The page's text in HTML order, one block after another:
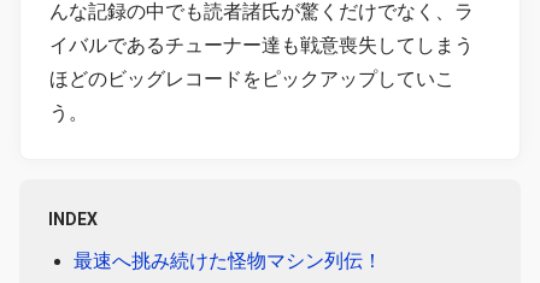
んな記録の中でも読者諸氏が驚くだけでなく、ラ
イバルであるチューナー達も戦意喪失してしまう
ほどのビッグレコードをピックアップしていこ
う。
INDEX
最速へ挑み続けた怪物マシン列伝！